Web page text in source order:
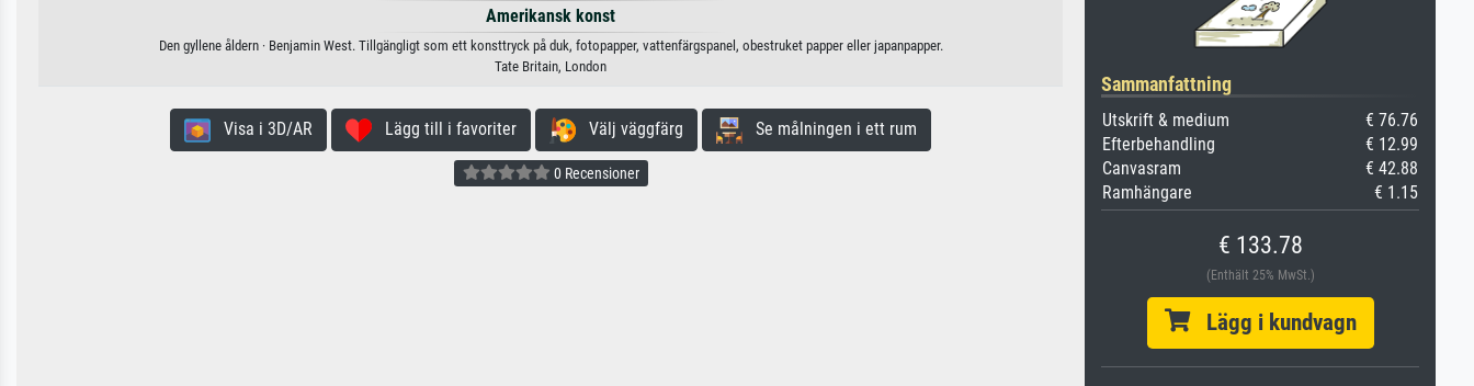
Amerikansk konst
Den gyllene åldern · Benjamin West. Tillgängligt som ett konsttryck på duk, fotopapper, vattenfärgspanel, obestruket papper eller japanpapper.
Tate Britain, London
Visa i 3D/AR Lägg till i favoriter Välj väggfärg Se målningen i ett rum
0 Recensioner
Sammanfattning
Utskrift & medium
€ 76.76
Efterbehandling
€ 12.99
Canvasram
€ 42.88
Ramhängare
€ 1.15
€ 133.78
(Enthält 25% MwSt.)
Lägg i kundvagn